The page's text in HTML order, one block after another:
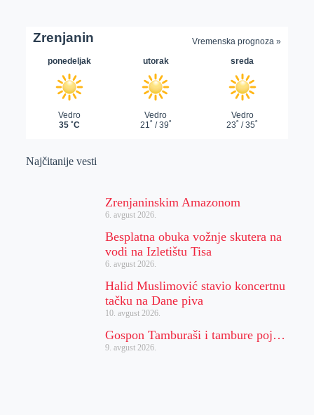
Najčitanije vesti
Zrenjaninskim Amazonom
6. avgust 2026.
Besplatna obuka vožnje skutera na
vodi na Izletištu Tisa
6. avgust 2026.
Halid Muslimović stavio koncertnu
tačku na Dane piva
10. avgust 2026.
Gospon Tamburaši i tambure poj…
9. avgust 2026.